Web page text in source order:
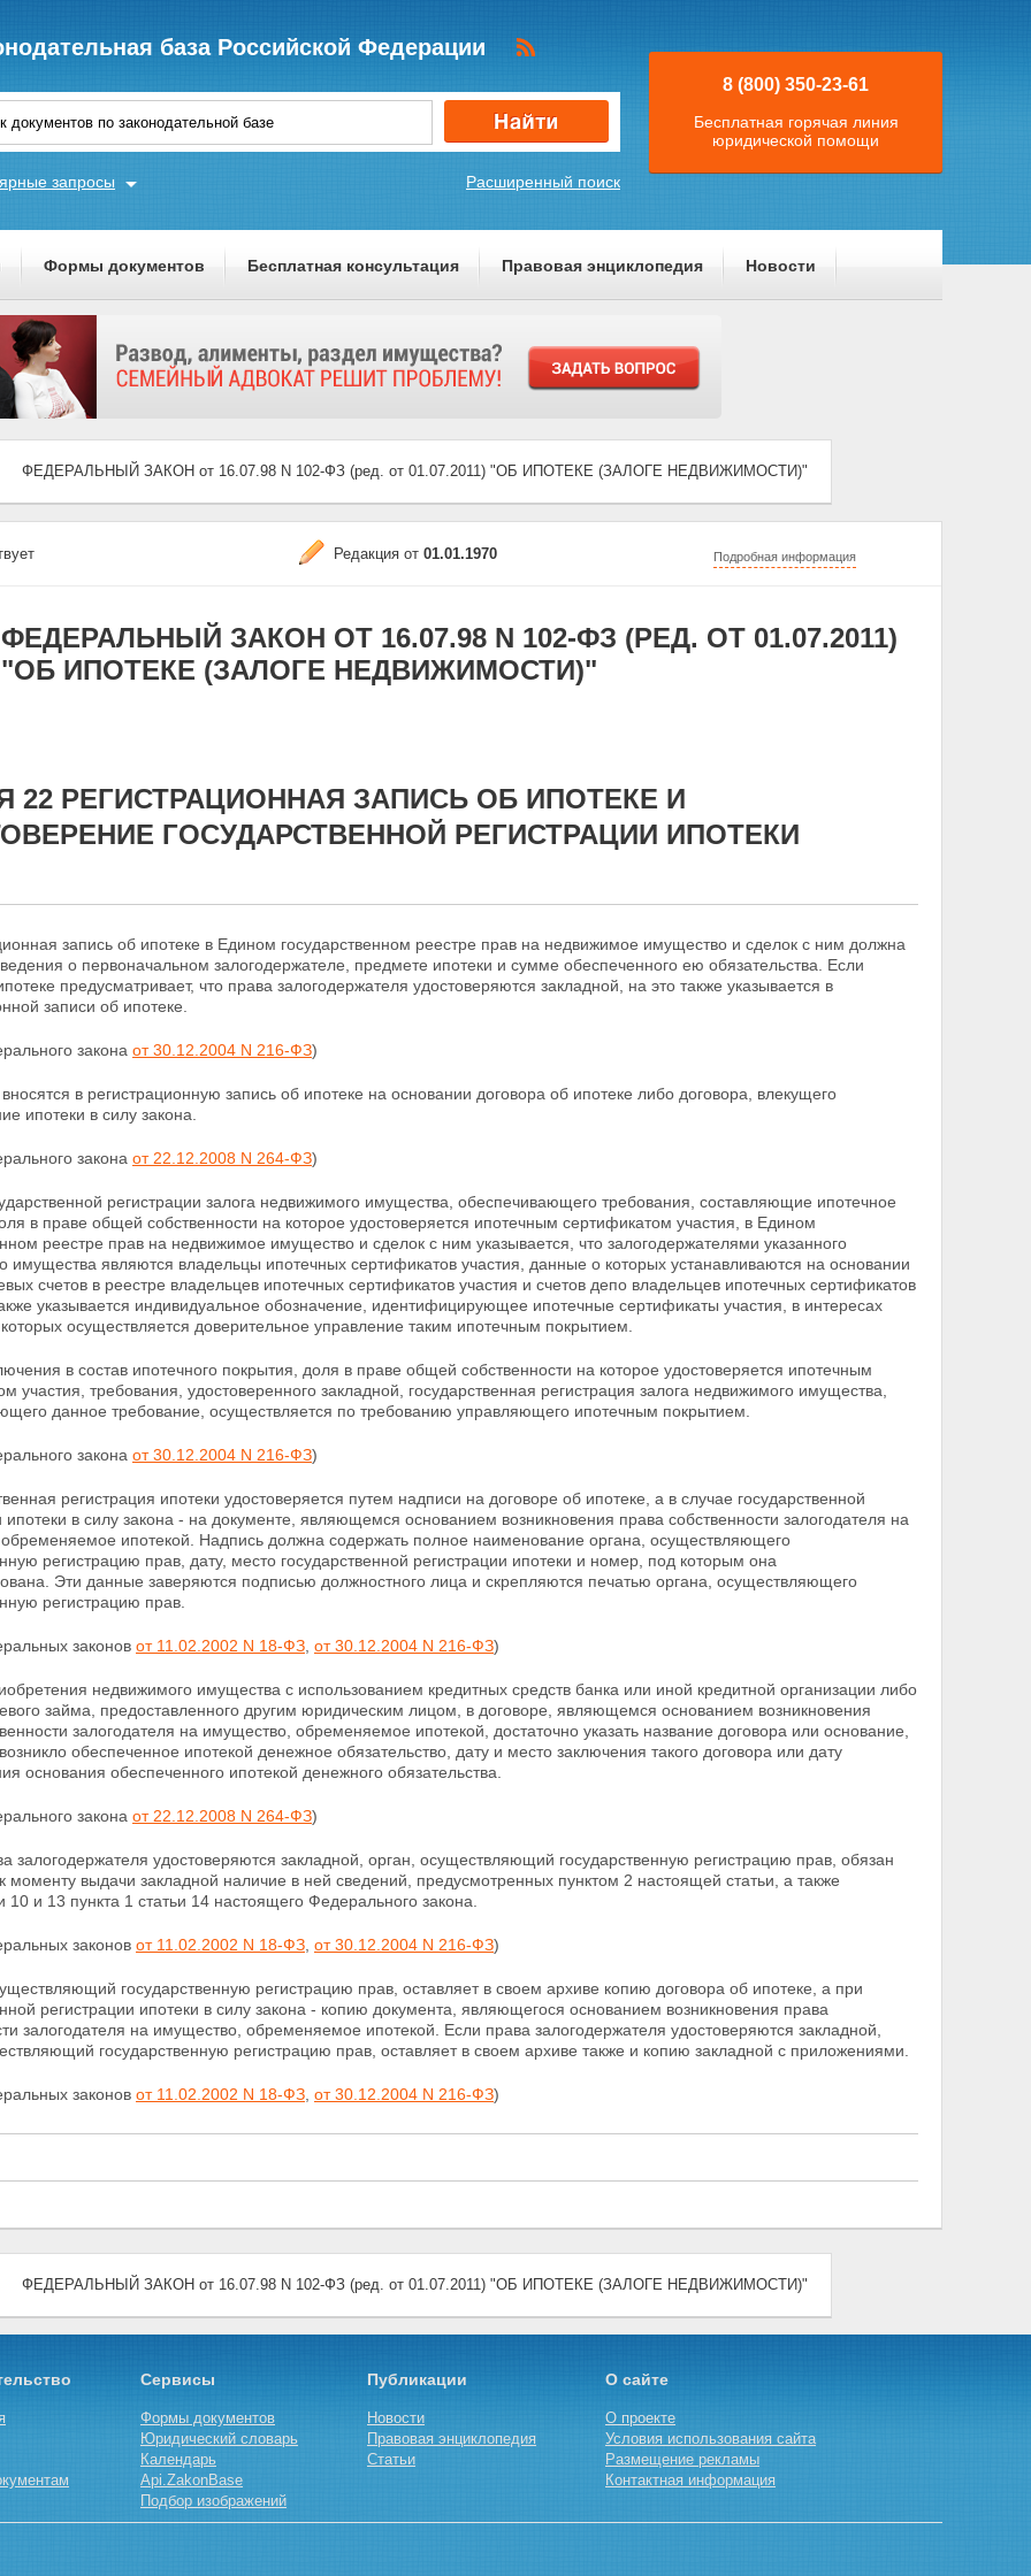
база Российской Федерации
Расширенный поиск
запросы
8 (800) 350-23-61
Бесплатная горячая линия
юридической помощи
Формы документов Бесплатная консультация Правовая энциклопедия Новости
ФЕДЕРАЛЬНЫЙ ЗАКОН от 16.07.98 N 102-ФЗ (ред. от 01.07.2011) "ОБ ИПОТЕКЕ (ЗАЛОГЕ НЕДВИЖИМОСТИ)"
Редакция от 01.01.1970 Подробная информация
ФЕДЕРАЛЬНЫЙ ЗАКОН ОТ 16.07.98 N 102-ФЗ (РЕД. ОТ 01.07.2011)
"ОБ ИПОТЕКЕ (ЗАЛОГЕ НЕДВИЖИМОСТИ)"
22 РЕГИСТРАЦИОННАЯ ЗАПИСЬ ОБ ИПОТЕКЕ И
ГОСУДАРСТВЕННОЙ РЕГИСТРАЦИИ ИПОТЕКИ
запись об ипотеке в Едином государственном реестре прав на недвижимое имущество и сделок с ним должна
о первоначальном залогодержателе, предмете ипотеки и сумме обеспеченного ею обязательства. Если
предусматривает, что права залогодержателя удостоверяются закладной, на это также указывается в
записи об ипотеке.
закона от 30.12.2004 N 216-ФЗ)
в регистрационную запись об ипотеке на основании договора об ипотеке либо договора, влекущего
ипотеки в силу закона.
закона от 22.12.2008 N 264-ФЗ)
регистрации залога недвижимого имущества, обеспечивающего требования, составляющие ипотечное
в праве общей собственности на которое удостоверяется ипотечным сертификатом участия, в Едином
реестре прав на недвижимое имущество и сделок с ним указывается, что залогодержателями указанного
имущества являются владельцы ипотечных сертификатов участия, данные о которых устанавливаются на основании
счетов в реестре владельцев ипотечных сертификатов участия и счетов депо владельцев ипотечных сертификатов
указывается индивидуальное обозначение, идентифицирующее ипотечные сертификаты участия, в интересах
осуществляется доверительное управление таким ипотечным покрытием.
в состав ипотечного покрытия, доля в праве общей собственности на которое удостоверяется ипотечным
участия, требования, удостоверенного закладной, государственная регистрация залога недвижимого имущества,
данное требование, осуществляется по требованию управляющего ипотечным покрытием.
закона от 30.12.2004 N 216-ФЗ)
регистрация ипотеки удостоверяется путем надписи на договоре об ипотеке, а в случае государственной
ипотеки в силу закона - на документе, являющемся основанием возникновения права собственности залогодателя на
ипотекой. Надпись должна содержать полное наименование органа, осуществляющего
регистрацию прав, дату, место государственной регистрации ипотеки и номер, под которым она
Эти данные заверяются подписью должностного лица и скрепляются печатью органа, осуществляющего
регистрацию прав.
законов от 11.02.2002 N 18-ФЗ от 30.12.2004 N 216-ФЗ)
недвижимого имущества с использованием кредитных средств банка или иной кредитной организации либо
займа, предоставленного другим юридическим лицом, в договоре, являющемся основанием возникновения
залогодателя на имущество, обременяемое ипотекой, достаточно указать название договора или основание,
обеспеченное ипотекой денежное обязательство, дату и место заключения такого договора или дату
основания обеспеченного ипотекой денежного обязательства.
закона от 22.12.2008 N 264-ФЗ)
залогодержателя удостоверяются закладной, орган, осуществляющий государственную регистрацию прав, обязан
моменту выдачи закладной наличие в ней сведений, предусмотренных пунктом 2 настоящей статьи, а также
10 и 13 пункта 1 статьи 14 настоящего Федерального закона.
законов от 11.02.2002 N 18-ФЗ от 30.12.2004 N 216-ФЗ)
государственную регистрацию прав, оставляет в своем архиве копию договора об ипотеке, а при
регистрации ипотеки в силу закона - копию документа, являющегося основанием возникновения права
залогодателя на имущество, обременяемое ипотекой. Если права залогодержателя удостоверяются закладной,
государственную регистрацию прав, оставляет в своем архиве также и копию закладной с приложениями.
законов от 11.02.2002 N 18-ФЗ от 30.12.2004 N 216-ФЗ)
ФЕДЕРАЛЬНЫЙ ЗАКОН от 16.07.98 N 102-ФЗ (ред. от 01.07.2011) "ОБ ИПОТЕКЕ (ЗАЛОГЕ НЕДВИЖИМОСТИ)"
Сервисы
Формы документов
Юридический словарь
Календарь
Api.ZakonBase
Подбор изображений
Публикации
Новости
Правовая энциклопедия
Статьи
О сайте
О проекте
Условия использования сайта
Размещение рекламы
Контактная информация